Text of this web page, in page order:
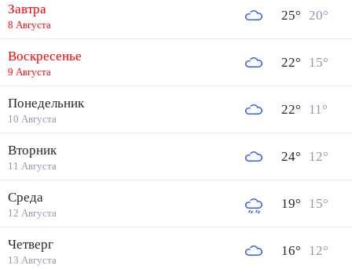
Завтра
8 Августа
25° 20°
Воскресенье
9 Августа
22° 15°
Понедельник
10 Августа
22° 11°
Вторник
11 Августа
24° 12°
Среда
12 Августа
19° 15°
Четверг
13 Августа
16° 12°